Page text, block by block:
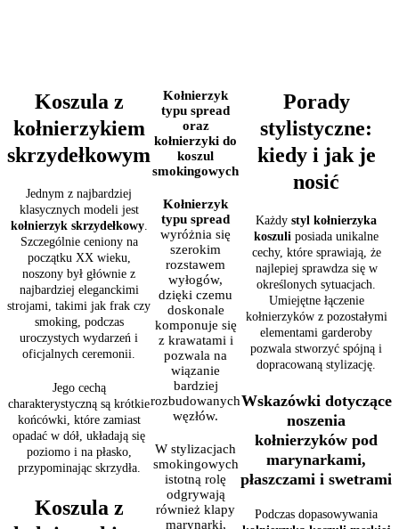
Koszula z
kołnierzykiem
skrzydełkowym
Jednym z najbardziej
klasycznych modeli jest
kołnierzyk skrzydełkowy.
Szczególnie ceniony na
początku XX wieku,
noszony był głównie z
najbardziej eleganckimi
strojami, takimi jak frak czy
smoking, podczas
uroczystych wydarzeń i
oficjalnych ceremonii.
Jego cechą
charakterystyczną są krótkie
końcówki, które zamiast
opadać w dół, układają się
poziomo i na płasko,
przypominając skrzydła.
Koszula z
Kołnierzyk
typu spread
oraz
kołnierzyki do
koszul
smokingowych
Kołnierzyk
typu spread
wyróżnia się
szerokim
rozstawem
wyłogów,
dzięki czemu
doskonale
komponuje się
z krawatami i
pozwala na
wiązanie
bardziej
rozbudowanych
węzłów.
W stylizacjach
smokingowych
istotną rolę
odgrywają
również klapy
marynarki,
Porady
stylistyczne:
kiedy i jak je
nosić
Każdy styl kołnierzyka
koszuli posiada unikalne
cechy, które sprawiają, że
najlepiej sprawdza się w
określonych sytuacjach.
Umiejętne łączenie
kołnierzyków z pozostałymi
elementami garderoby
pozwala stworzyć spójną i
dopracowaną stylizację.
Wskazówki dotyczące
noszenia
kołnierzyków pod
marynarkami,
płaszczami i swetrami
Podczas dopasowywania